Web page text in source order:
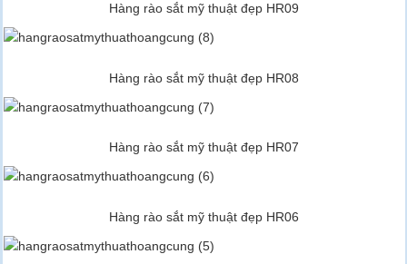
Hàng rào sắt mỹ thuật đẹp HR09
Hàng rào sắt mỹ thuật đẹp HR08
Hàng rào sắt mỹ thuật đẹp HR07
Hàng rào sắt mỹ thuật đẹp HR06